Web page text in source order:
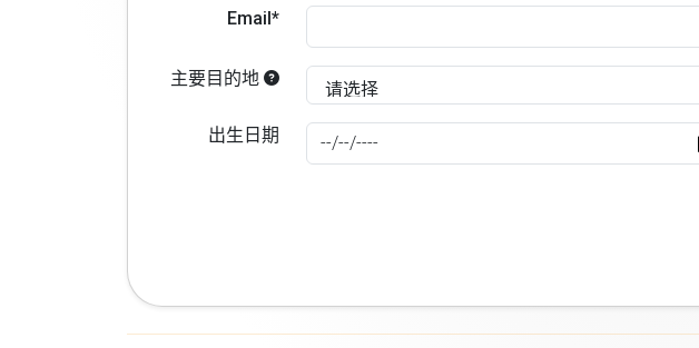
Email*
主要目的地
出生日期